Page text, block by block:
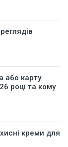
або карту
році та кому
креми для